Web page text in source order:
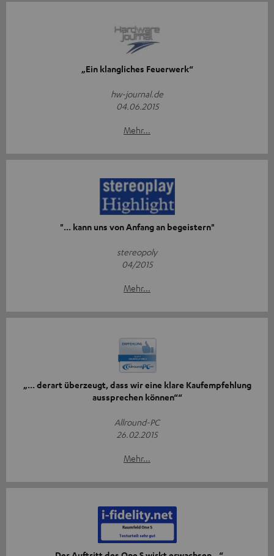
„Ein klangliches Feuerwerk“
hw-journal.de
04.06.2015
Mehr...
"... kann uns von Anfang an begeistern"
stereopoly
04/2015
Mehr...
„... derart überzeugt, dass wir eine klare Kaufempfehlung
aussprechen können““
Allround-PC
26.02.2015
Mehr...